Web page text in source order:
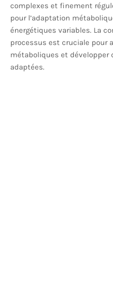
complexes et finement
pour l’adaptation
énergétiques variables. La
processus est cruciale pour
métaboliques et
adaptées.